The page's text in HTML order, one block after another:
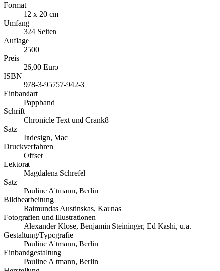
Format
12 x 20 cm
Umfang
324 Seiten
Auflage
2500
Preis
26,00 Euro
ISBN
978-3-95757-942-3
Einbandart
Pappband
Schrift
Chronicle Text und Crank8
Satz
Indesign, Mac
Druckverfahren
Offset
Lektorat
Magdalena Schrefel
Satz
Pauline Altmann, Berlin
Bildbearbeitung
Raimundas Austinskas, Kaunas
Fotografien und Illustrationen
Alexander Klose, Benjamin Steininger, Ed Kashi, u.a.
Gestaltung/Typografie
Pauline Altmann, Berlin
Einbandgestaltung
Pauline Altmann, Berlin